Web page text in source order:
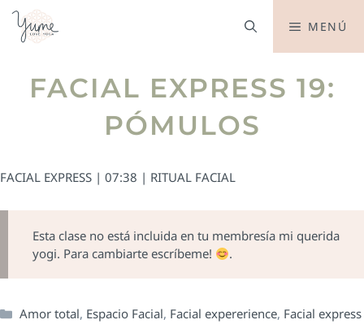
MENÚ
FACIAL EXPRESS 19:
PÓMULOS
FACIAL EXPRESS | 07:38 | RITUAL FACIAL
Esta clase no está incluida en tu membresía mi querida
yogi. Para cambiarte escríbeme!
.
Amor total, Espacio Facial, Facial expererience, Facial express